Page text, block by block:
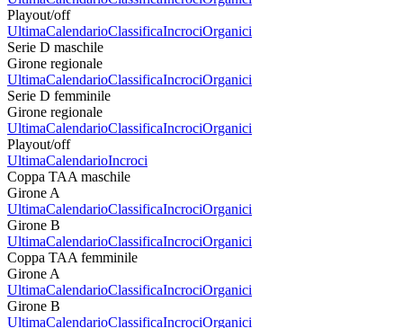
Playout/off
UltimaCalendarioClassificaIncrociOrganici
Serie D maschile
Girone regionale
UltimaCalendarioClassificaIncrociOrganici
Serie D femminile
Girone regionale
UltimaCalendarioClassificaIncrociOrganici
Playout/off
UltimaCalendarioIncroci
Coppa TAA maschile
Girone A
UltimaCalendarioClassificaIncrociOrganici
Girone B
UltimaCalendarioClassificaIncrociOrganici
Coppa TAA femminile
Girone A
UltimaCalendarioClassificaIncrociOrganici
Girone B
UltimaCalendarioClassificaIncrociOrganici